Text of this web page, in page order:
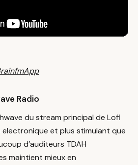
Radio
du stream principal de Lofi
electronique et plus stimulant que
d’auditeurs TDAH
maintient mieux en